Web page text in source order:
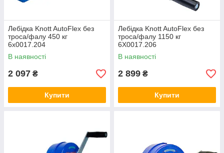
Лебідка Knott AutoFlex без
троса/фалу 450 кг
6x0017.204
В наявності
2 097 ₴
Купити
Лебідка Knott AutoFlex без
троса/фалу 1150 кг
6X0017.206
В наявності
2 899 ₴
Купити